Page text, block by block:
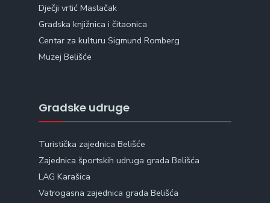
Dječji vrtić Maslačak
Gradska knjižnica i čitaonica
Centar za kulturu Sigmund Romberg
Muzej Belišće
Gradske udruge
Turistička zajednica Belišće
Zajednica športskih udruga grada Belišća
LAG Karašica
Vatrogasna zajednica grada Belišća